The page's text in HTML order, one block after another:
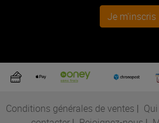
Je m'inscris
Conditions générales de ventes |